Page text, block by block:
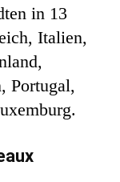
in 13
Italien,
Portugal,